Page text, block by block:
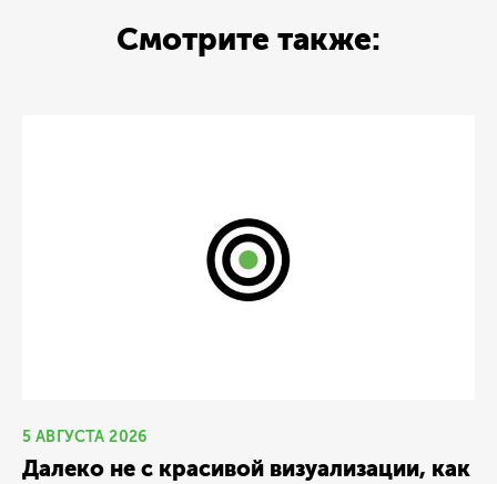
Смотрите также:
5 АВГУСТА 2026
Далеко не с красивой визуализации, как